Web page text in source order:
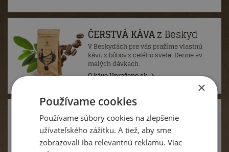
ČERSTVÁ KÁVAz Beskyd
V Beskydách pre vás pražíme vlastnú
kávu z bôbov z celého sveta. Denne av
malých dávkach.
O káve Upraženo.sk
VERNOSTNÉ BODYza každý
nákup
×
Používame cookies
Používame súbory cookies na zlepšenie
užívateľského zážitku. A tiež, aby sme
zobrazovali iba relevantnú reklamu. Viac